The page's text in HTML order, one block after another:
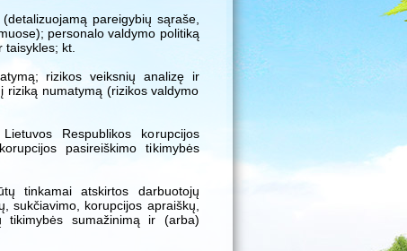
pareigybių sąraše,
personalo valdymo politiką
kt.
rizikos veiksnių analizę ir
riziką numatymą (rizikos valdymo
Respublikos korupcijos
pasireiškimo tikimybės
tinkamai atskirtos darbuotojų
sukčiavimo, korupcijos apraiškų,
sumažinimą ir (arba)